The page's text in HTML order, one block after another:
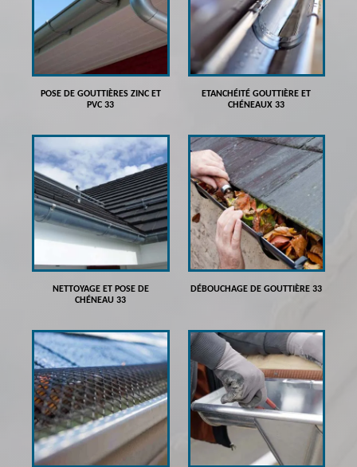
POSE DE GOUTTIÈRES ZINC ET
PVC 33
ETANCHÉITÉ GOUTTIÈRE ET
CHÉNEAUX 33
NETTOYAGE ET POSE DE
CHÉNEAU 33
DÉBOUCHAGE DE GOUTTIÈRE 33